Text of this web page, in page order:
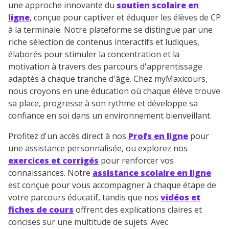
une approche innovante du soutien scolaire en
ligne, conçue pour captiver et éduquer les élèves de CP
à la terminale. Notre plateforme se distingue par une
riche sélection de contenus interactifs et ludiques,
élaborés pour stimuler la concentration et la
motivation à travers des parcours d'apprentissage
adaptés à chaque tranche d'âge. Chez myMaxicours,
nous croyons en une éducation où chaque élève trouve
sa place, progresse à son rythme et développe sa
confiance en soi dans un environnement bienveillant.
Profitez d'un accès direct à nos Profs en ligne pour
une assistance personnalisée, ou explorez nos
exercices et corrigés pour renforcer vos
connaissances. Notre assistance scolaire en ligne
est conçue pour vous accompagner à chaque étape de
votre parcours éducatif, tandis que nos vidéos et
fiches de cours offrent des explications claires et
concises sur une multitude de sujets. Avec
Unespace dédié aux parentspour
suivre les progrès
Tout le programme scolaire du CP à
la Terminale
Des profs expérimentés disponibles
à la demande par tchat, audio ou
vidéo
TESTER GRATUITEMENT
* Votre code d'accès sera envoyé à cette adresse e-mail. En
renseignant votre e-mail, vous consentez à ce que vos
données à caractère personnel soient traitées par SEJER, sous
la marque myMaxicours, afin que SEJER puisse vous donner
accès au service de soutien scolaire pendant 24h. Pour en
savoir plus sur la gestion de vos données personnelles et
pour exercer vos droits, vous pouvez consulternotre
charte.